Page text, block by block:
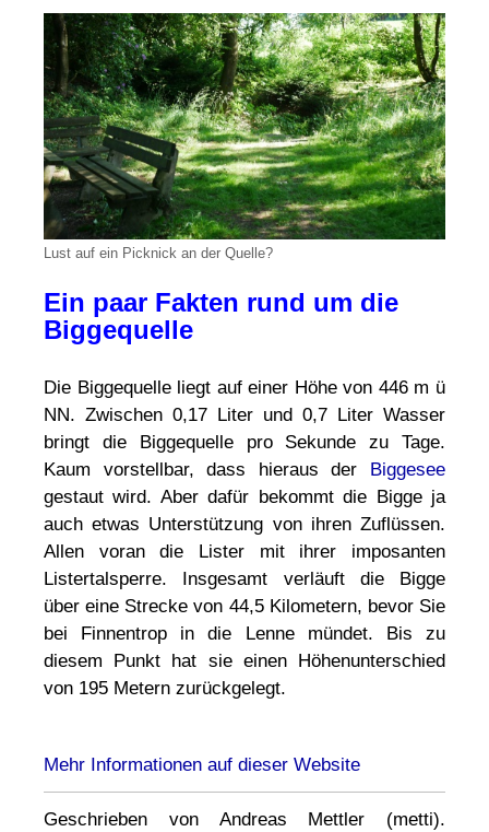
Lust auf ein Picknick an der Quelle?
Ein paar Fakten rund um die
Biggequelle
Die Biggequelle liegt auf einer Höhe von 446 m ü
NN. Zwischen 0,17 Liter und 0,7 Liter Wasser
bringt die Biggequelle pro Sekunde zu Tage.
Kaum vorstellbar, dass hieraus der
Biggesee
gestaut wird. Aber dafür bekommt die Bigge ja
auch etwas Unterstützung von ihren Zuflüssen.
Allen voran die Lister mit ihrer imposanten
Listertalsperre. Insgesamt verläuft die Bigge
über eine Strecke von 44,5 Kilometern, bevor Sie
bei Finnentrop in die Lenne mündet. Bis zu
diesem Punkt hat sie einen Höhenunterschied
von 195 Metern zurückgelegt.
Mehr Informationen auf dieser Website
Geschrieben von Andreas Mettler (metti).